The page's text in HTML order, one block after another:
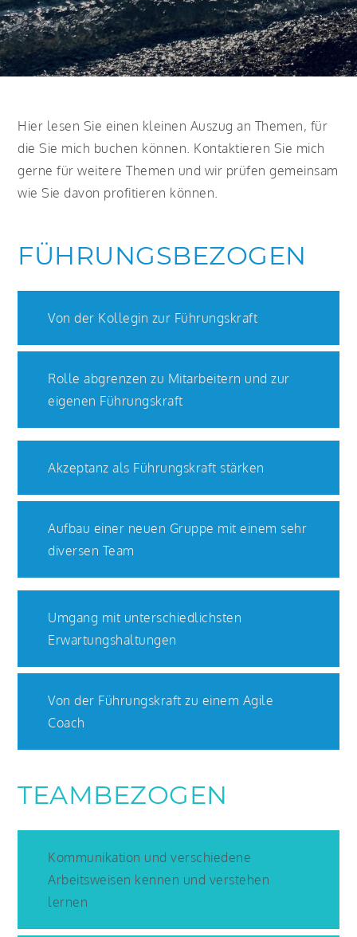
Hier lesen Sie einen kleinen Auszug an Themen, für
die Sie mich buchen können. Kontaktieren Sie mich
gerne für weitere Themen und wir prüfen gemeinsam
wie Sie davon profitieren können.
FÜHRUNGSBEZOGEN
Von der Kollegin zur Führungskraft
Rolle abgrenzen zu Mitarbeitern und zur
eigenen Führungskraft
Akzeptanz als Führungskraft stärken
Aufbau einer neuen Gruppe mit einem sehr
diversen Team
Umgang mit unterschiedlichsten
Erwartungshaltungen
Von der Führungskraft zu einem Agile
Coach
TEAMBEZOGEN
Kommunikation und verschiedene
Arbeitsweisen kennen und verstehen
lernen